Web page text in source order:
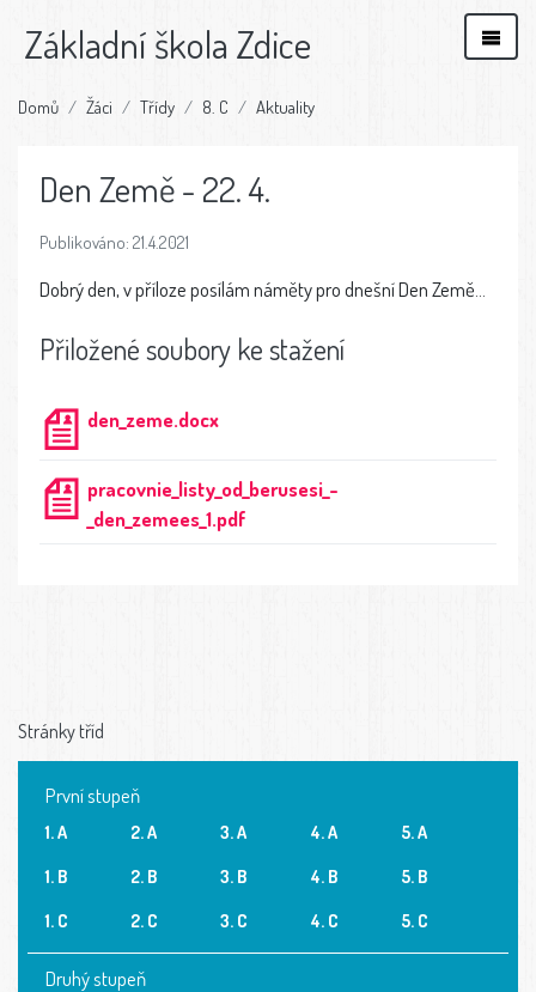
Základní škola Zdice
Domů Žáci Třídy 8. C Aktuality
Den Země - 22. 4.
Publikováno: 21.4.2021
Dobrý den, v příloze posílám náměty pro dnešní Den Země...
Přiložené soubory ke stažení
den_zeme.docx
pracovnie_listy_od_berusesi_-
_den_zemees_1.pdf
Stránky tříd
První stupeň
1. A
1. B
1. C
2. A
2. B
2. C
3. A
3. B
3. C
4. A
4. B
4. C
5. A
5. B
5. C
Druhý stupeň